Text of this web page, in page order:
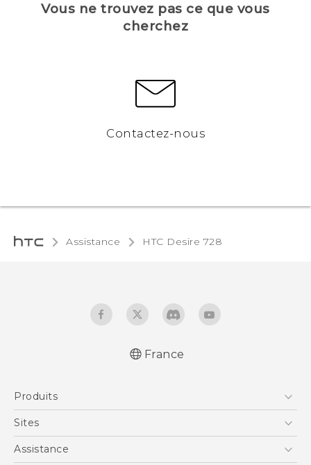
Vous ne trouvez pas ce que vous
cherchez
Contactez-nous
Assistance HTC Desire 728‎
France
Produits
Smartphones
Sites
HTC Vive
Assistance